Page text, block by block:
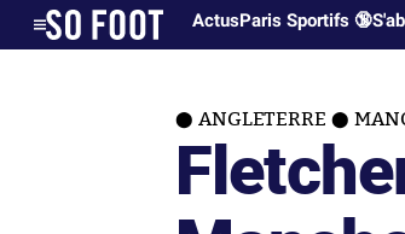
ActusParis Sportifs 🔞
ANGLETERRE